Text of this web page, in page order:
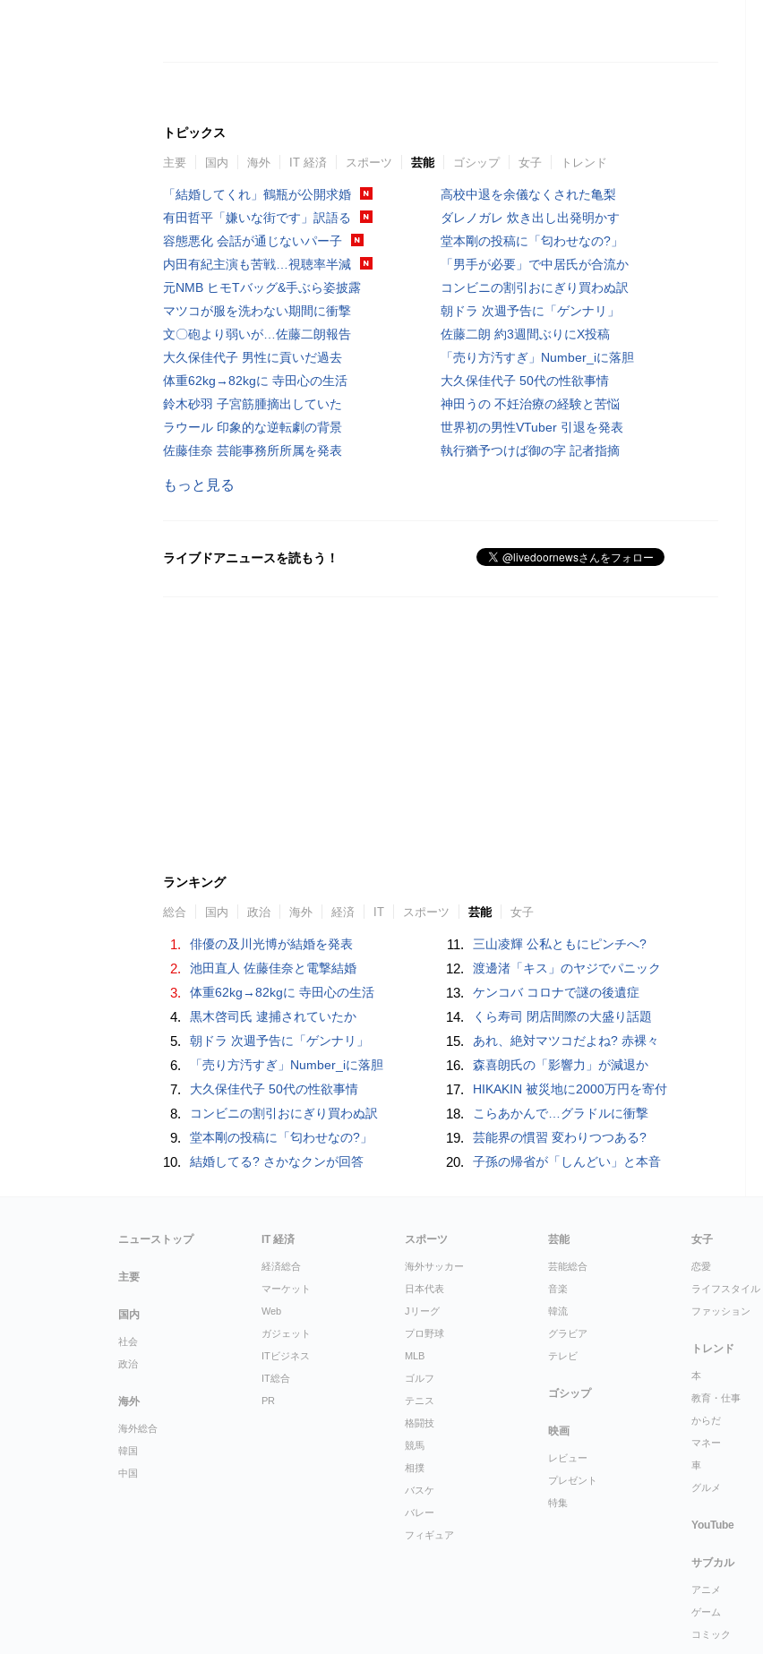
トピックス
主要 国内 海外 IT 経済 スポーツ 芸能 ゴシップ 女子 トレンド
「結婚してくれ」鶴瓶が公開求婚
有田哲平「嫌いな街です」訳語る
容態悪化 会話が通じないパー子
内田有紀主演も苦戦…視聴率半減
元NMB ヒモTバッグ&手ぶら姿披露
マツコが服を洗わない期間に衝撃
文〇砲より弱いが…佐藤二朗報告
大久保佳代子 男性に貢いだ過去
体重62kg→82kgに 寺田心の生活
鈴木砂羽 子宮筋腫摘出していた
ラウール 印象的な逆転劇の背景
佐藤佳奈 芸能事務所所属を発表
高校中退を余儀なくされた亀梨
ダレノガレ 炊き出し出発明かす
堂本剛の投稿に「匂わせなの?」
「男手が必要」で中居氏が合流か
コンビニの割引おにぎり買わぬ訳
朝ドラ 次週予告に「ゲンナリ」
佐藤二朗 約3週間ぶりにX投稿
「売り方汚すぎ」Number_iに落胆
大久保佳代子 50代の性欲事情
神田うの 不妊治療の経験と苦悩
世界初の男性VTuber 引退を発表
執行猶予つけば御の字 記者指摘
もっと見る
ライブドアニュースを読もう！
ランキング
総合 国内 政治 海外 経済 IT スポーツ 芸能 女子
1. 俳優の及川光博が結婚を発表
2. 池田直人 佐藤佳奈と電撃結婚
3. 体重62kg→82kgに 寺田心の生活
4. 黒木啓司氏 逮捕されていたか
5. 朝ドラ 次週予告に「ゲンナリ」
6. 「売り方汚すぎ」Number_iに落胆
7. 大久保佳代子 50代の性欲事情
8. コンビニの割引おにぎり買わぬ訳
9. 堂本剛の投稿に「匂わせなの?」
10. 結婚してる? さかなクンが回答
11. 三山凌輝 公私ともにピンチへ?
12. 渡邊渚「キス」のヤジでパニック
13. ケンコバ コロナで謎の後遺症
14. くら寿司 閉店間際の大盛り話題
15. あれ、絶対マツコだよね? 赤裸々
16. 森喜朗氏の「影響力」が減退か
17. HIKAKIN 被災地に2000万円を寄付
18. こらあかんで…グラドルに衝撃
19. 芸能界の慣習 変わりつつある?
20. 子孫の帰省が「しんどい」と本音
ニューストップ
主要
国内
社会
政治
海外
海外総合
韓国
中国
IT 経済
経済総合
マーケット
Web
ガジェット
ITビジネス
IT総合
PR
スポーツ
海外サッカー
日本代表
Jリーグ
プロ野球
MLB
ゴルフ
テニス
格闘技
競馬
相撲
バスケ
バレー
フィギュア
芸能
芸能総合
音楽
韓流
グラビア
テレビ
ゴシップ
映画
レビュー
プレゼント
特集
女子
恋愛
ライフスタイル
ファッション
トレンド
本
教育・仕事
からだ
マネー
車
グルメ
YouTube
サブカル
アニメ
ゲーム
コミック